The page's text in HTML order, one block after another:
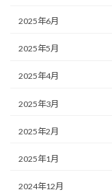
2025年6月
2025年5月
2025年4月
2025年3月
2025年2月
2025年1月
2024年12月